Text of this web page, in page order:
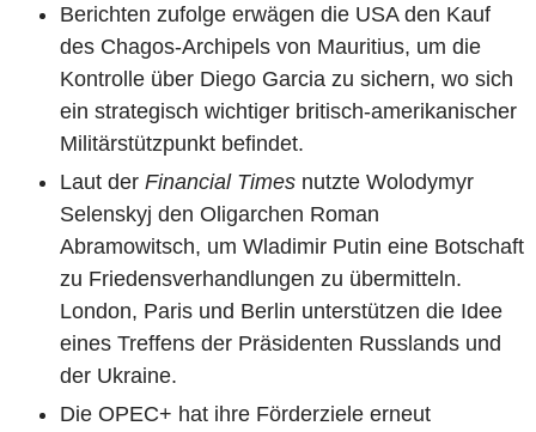
Berichten zufolge erwägen die USA den Kauf
des Chagos-Archipels von Mauritius, um die
Kontrolle über Diego Garcia zu sichern, wo sich
ein strategisch wichtiger britisch-amerikanischer
Militärstützpunkt befindet.
Laut der Financial Times nutzte Wolodymyr
Selenskyj den Oligarchen Roman
Abramowitsch, um Wladimir Putin eine Botschaft
zu Friedensverhandlungen zu übermitteln.
London, Paris und Berlin unterstützen die Idee
eines Treffens der Präsidenten Russlands und
der Ukraine.
Die OPEC+ hat ihre Förderziele erneut